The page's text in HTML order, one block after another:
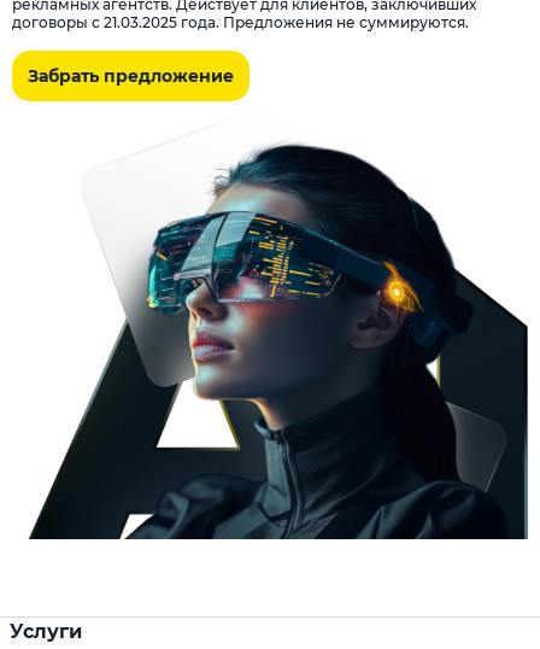
рекламных агентств. Действует для клиентов, заключивших
договоры с 21.03.2025 года. Предложения не суммируются.
Забрать предложение
Услуги